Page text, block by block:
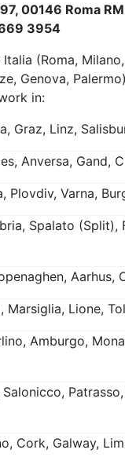
00146 Roma RM
3954
(Roma,
Genova,
in:
Graz, Linz,
Anversa, Gand,
Plovdiv, Varna,
Spalato (Split),
Aarhus,
Marsiglia, Lione,
Amburgo,
Salonicco,
Cork, Galway,